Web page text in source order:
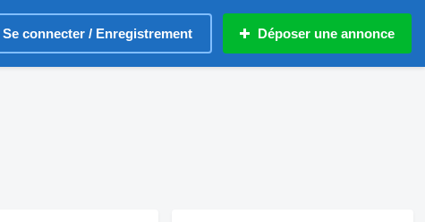
Se connecter / Enregistrement Déposer une annonce